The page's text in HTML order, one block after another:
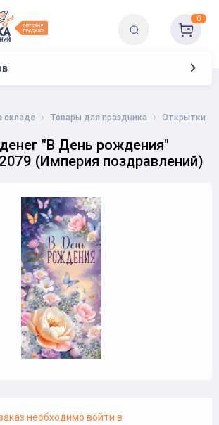
0
складе Товары для праздника Открытки
"В День рождения"
(Империя поздравлений)
необходимо войти в